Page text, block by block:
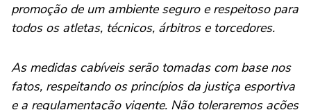
promoção de um ambiente seguro e respeitoso para
todos os atletas, técnicos, árbitros e torcedores.
As medidas cabíveis serão tomadas com base nos
fatos, respeitando os princípios da justiça esportiva
e a regulamentação vigente. Não toleraremos ações